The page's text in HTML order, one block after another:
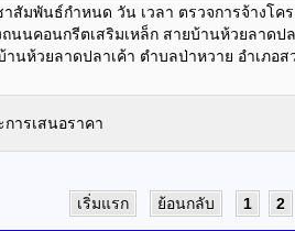
สัมพันธ์กำหนด วัน เวลา ตรวจการจ้างโคร
นนคอนกรีตเสริมเหล็ก สายบ้านห้วยลาดป
านห้วยลาดปลาเค้า ตำบลป่าหวาย อำเภอส
ารเสนอราคา
เริ่มแรก ย้อนกลับ 1 2